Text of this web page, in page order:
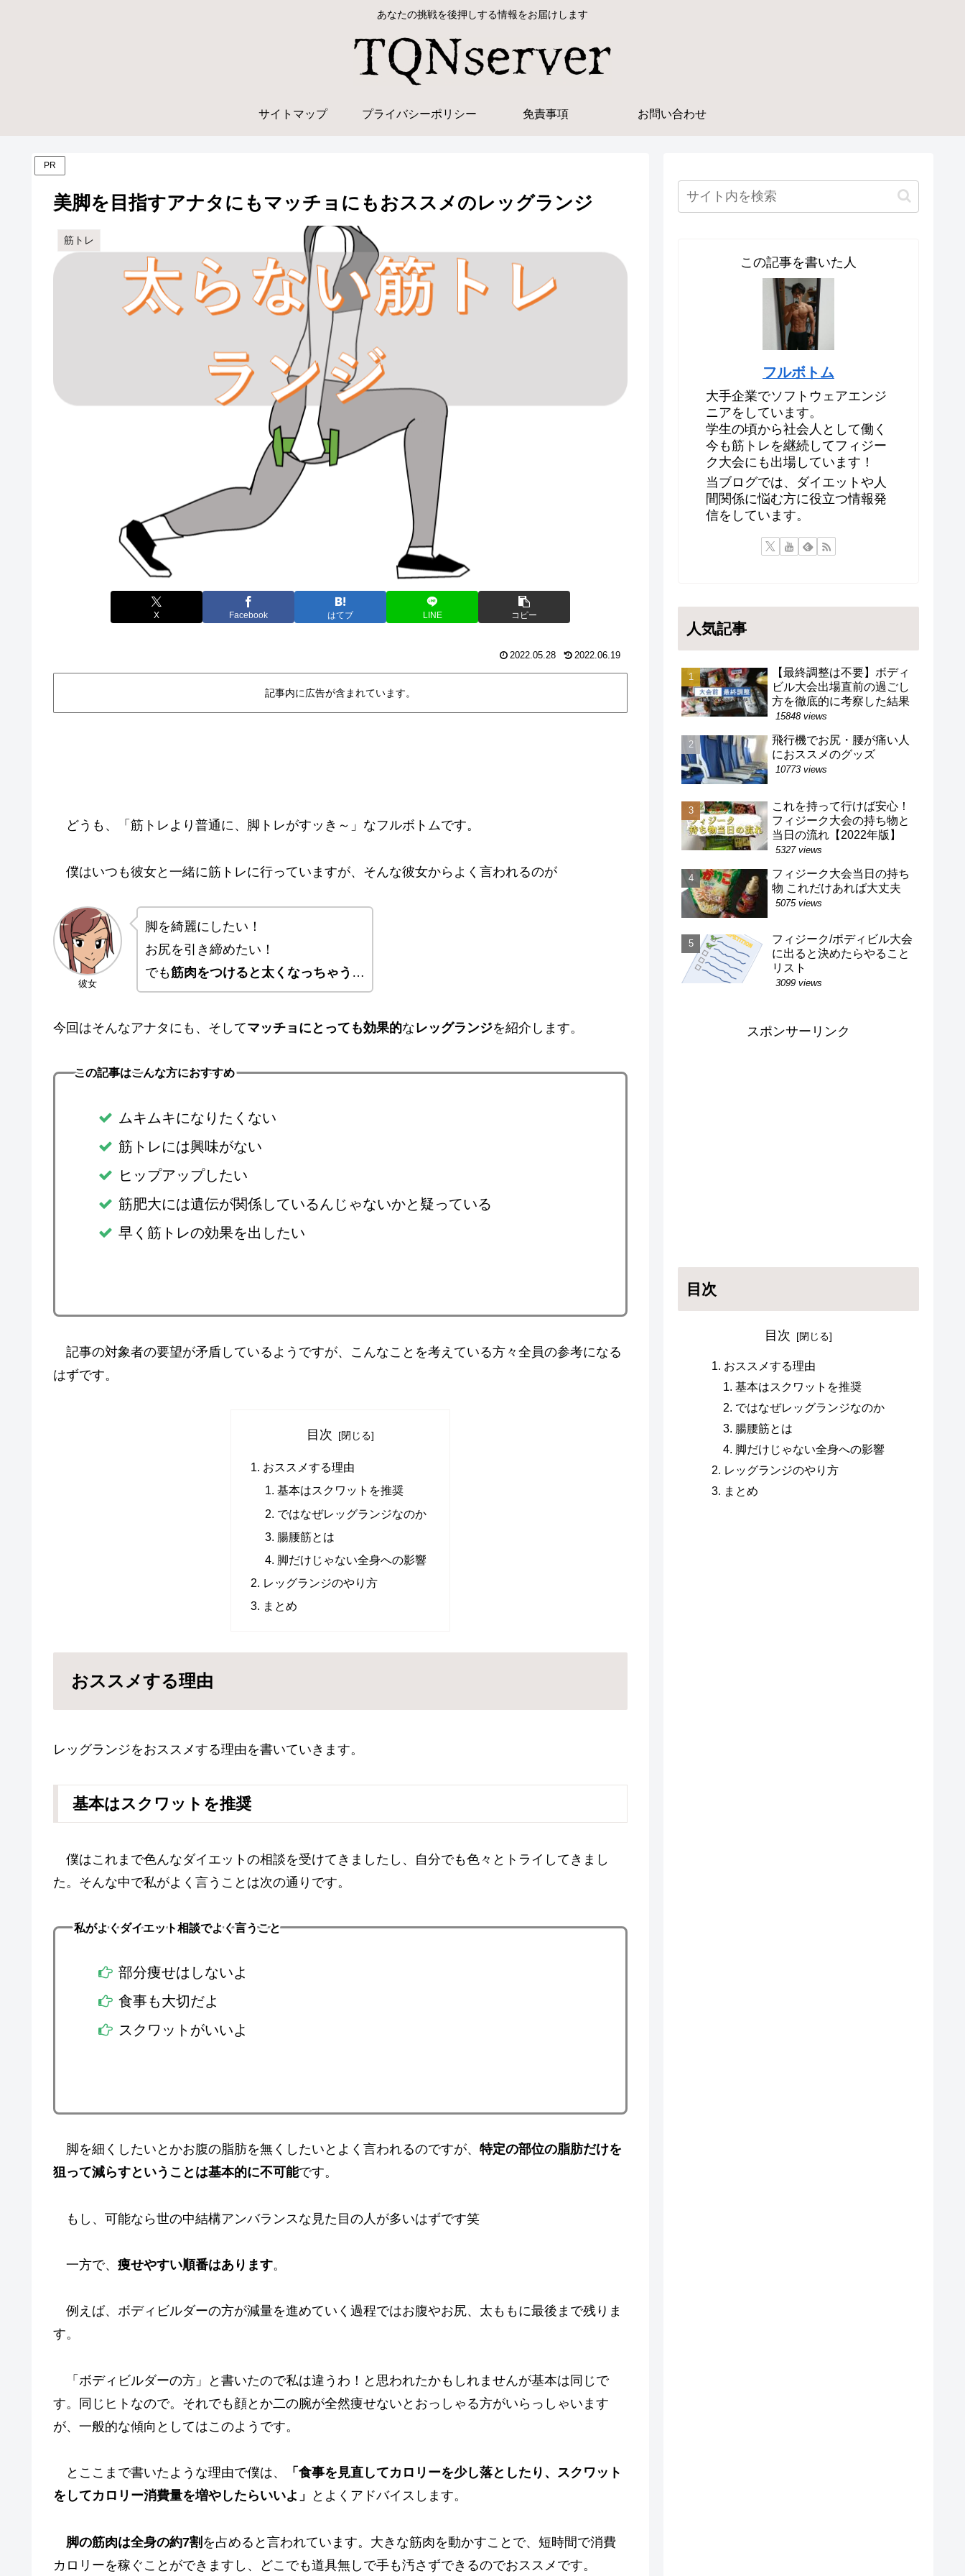
あなたの挑戦を後押しする情報をお届けします
サイトマップ プライバシーポリシー 免責事項 お問い合わせ
PR
美脚を目指すアナタにもマッチョにもおススメのレッグランジ
筋トレ
X Facebook はてブ LINE コピー
2022.05.28 2022.06.19
記事内に広告が含まれています。
どうも、「筋トレより普通に、脚トレがすッき～」なフルボトムです。
僕はいつも彼女と一緒に筋トレに行っていますが、そんな彼女からよく言われるのが
彼女
脚を綺麗にしたい！
お尻を引き締めたい！
でも筋肉をつけると太くなっちゃう …
今回はそんなアナタにも、そしてマッチョにとっても効果的なレッグランジを紹介します。
この記事はこんな方におすすめ
ムキムキになりたくない
筋トレには興味がない
ヒップアップしたい
筋肥大には遺伝が関係しているんじゃないかと疑っている
早く筋トレの効果を出したい
記事の対象者の要望が矛盾しているようですが、こんなことを考えている方々全員の参考になる
はずです。
目次
おススメする理由
基本はスクワットを推奨
ではなぜレッグランジなのか
腸腰筋とは
脚だけじゃない全身への影響
レッグランジのやり方
まとめ
おススメする理由
レッグランジをおススメする理由を書いていきます。
基本はスクワットを推奨
僕はこれまで色んなダイエットの相談を受けてきましたし、自分でも色々とトライしてきまし
た。そんな中で私がよく言うことは次の通りです。
私がよくダイエット相談でよく言うこと
部分痩せはしないよ
食事も大切だよ
スクワットがいいよ
脚を細くしたいとかお腹の脂肪を無くしたいとよく言われるのですが、 特定の部位の脂肪だけを
狙って減らすということは基本的に不可能です。
もし、可能なら世の中結構アンバランスな見た目の人が多いはずです笑
一方で、 痩せやすい順番はあります。
例えば、ボディビルダーの方が減量を進めていく過程ではお腹やお尻、太ももに最後まで残りま
す。
「ボディビルダーの方」と書いたので私は違うわ！と思われたかもしれませんが基本は同じで
す。同じヒトなので。それでも顔とか二の腕が全然痩せないとおっしゃる方がいらっしゃいます
が、一般的な傾向としてはこのようです。
とここまで書いたような理由で僕は、
「食事を見直してカロリーを少し落としたり、スクワット
をしてカロリー消費量を増やしたらいいよ」
とよくアドバイスします。
脚の筋肉は全身の約7割 を占めると言われています。大きな筋肉を動かすことで、短時間で消費
カロリーを稼ぐことができますし、どこでも道具無しで手も汚さずできるのでおススメです。
この記事を書いた人
フルボトム
大手企業でソフトウェアエンジ
ニアをしています。
学生の頃から社会人として働く
今も筋トレを継続してフィジー
ク大会にも出場しています！
当ブログでは、ダイエットや人
間関係に悩む方に役立つ情報発
信をしています。
人気記事
【最終調整は不要】ボディ
ビル大会出場直前の過ごし
方を徹底的に考察した結果
15848 views
飛行機でお尻・腰が痛い人
におススメのグッズ
10773 views
これを持って行けば安心！
フィジーク大会の持ち物と
当日の流れ【2022年版】
5327 views
フィジーク大会当日の持ち
物 これだけあれば大丈夫
5075 views
フィジーク/ボディビル大会
に出ると決めたらやること
リスト
3099 views
スポンサーリンク
目次
目次
おススメする理由
基本はスクワットを推奨
ではなぜレッグランジなのか
腸腰筋とは
脚だけじゃない全身への影響
レッグランジのやり方
まとめ